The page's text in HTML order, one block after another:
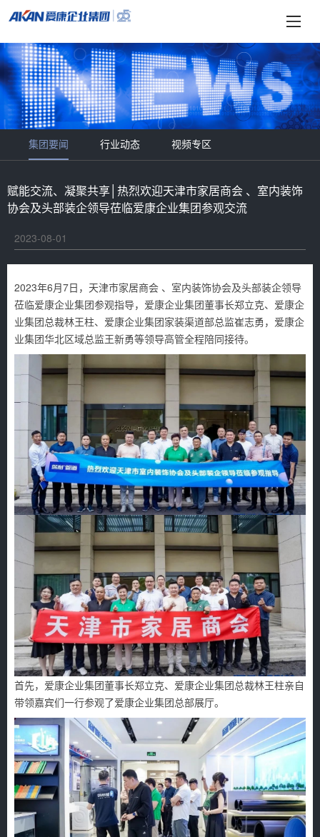
集团要闻 行业动态 视频专区
赋能交流、凝聚共享│热烈欢迎天津市家居商会 、室内装饰
协会及头部装企领导莅临爱康企业集团参观交流
2023-08-01
2023年6月7日，天津市家居商会 、室内装饰协会及头部装企领导
莅临爱康企业集团参观指导，爱康企业集团董事长郑立克、爱康企
业集团总裁林王柱、爱康企业集团家装渠道部总监崔志勇，爱康企
业集团华北区域总监王新勇等领导高管全程陪同接待。
首先，爱康企业集团董事长郑立克、爱康企业集团总裁林王柱亲自
带领嘉宾们一行参观了爱康企业集团总部展厅。